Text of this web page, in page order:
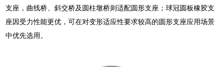
支座，曲线桥、斜交桥及圆柱墩桥则适配圆形支座；球冠圆板橡胶支
座因受力性能更优，可在对变形适应性要求较高的圆形支座应用场景
中优先选用。